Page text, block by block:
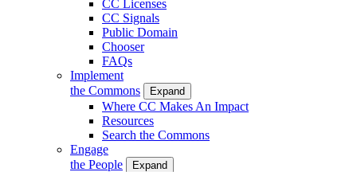
CC Licenses
CC Signals
Public Domain
Chooser
FAQs
Implement
the Commons
Expand
Where CC Makes An Impact
Resources
Search the Commons
Engage
the People
Expand